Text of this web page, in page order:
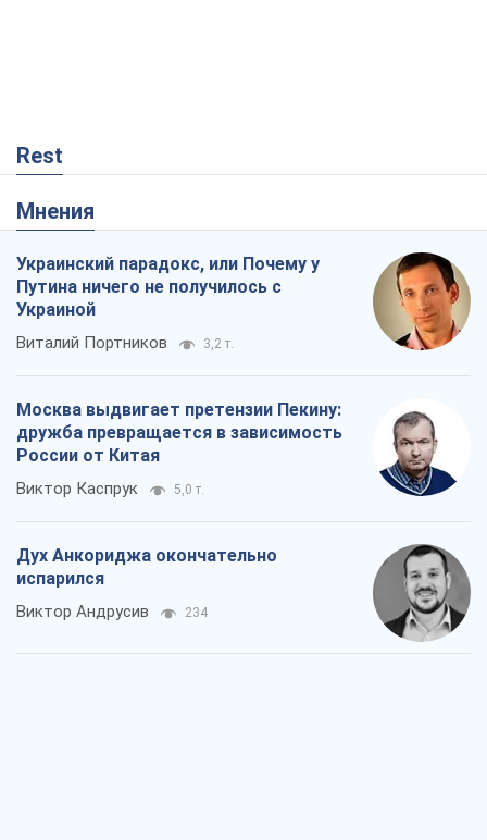
Rest
Мнения
Украинский парадокс, или Почему у
Путина ничего не получилось с
Украиной
Виталий Портников 3,2 т.
Москва выдвигает претензии Пекину:
дружба превращается в зависимость
России от Китая
Виктор Каспрук 5,0 т.
Дух Анкориджа окончательно
испарился
Виктор Андрусив 234